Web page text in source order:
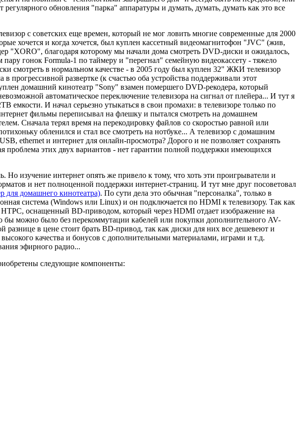
обновления "парка" аппаратуры и думать, думать, думать как это все
с советских еще времен, который не мог ловить многие современные для 2000
хочется и когда хочется, был куплен кассетный видеомагнитофон "JVC" (жив,
"XORO", благодаря которому мы начали дома смотреть DVD-диски и ожидалось,
гонок Formula-1 по таймеру и "перегнал" семейную видеокассету - тяжело
смотреть в нормальном качестве - в 2005 году был куплен 32" ЖКИ телевизор
прогрессивной развертке (к счастью оба устройства поддерживали этот
домашний кинотеатр "Sony" взамен помершего DVD-рекодера, который
автоматическое переключение телевизора на сигнал от плейера... И тут я
И начал серьезно утыкаться в свои промахи: в телевизоре только по
фильмы переписывал на флешку и пытался смотреть на домашнем
Сначала терял время на перекодировку файлов со скоростью равной или
обленился и стал все смотреть на нотбуке... А телевизор с домашним
ethernet и интернет для онлайн-просмотра? Дорого и не позволяет сохранять
этих двух вариантов - нет гарантии полной поддержки имеющихся
изучение интернет опять же привело к тому, что хоть эти проигрыватели и
и нет полноценной поддержки интернет-страниц. И тут мне друг посоветовал
для домашнего кинотеатра). По сути дела это обычная "персоналка", только в
система (Windows или Linux) и он подключается по HDMI к телевизору. Так как
оснащенный BD-приводом, который через HDMI отдает изображение на
бы можно было без перекоммутации кабелей или покупки дополнительного AV-
в цене стоит брать BD-привод, так как диски для них все дешевеют и
качества и бонусов с дополнительными материалами, играми и т.д.
эфирного радио...
следующие компоненты: